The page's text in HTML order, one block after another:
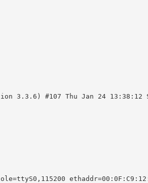
3.3.6) #107 Thu Jan 24 13:38:12